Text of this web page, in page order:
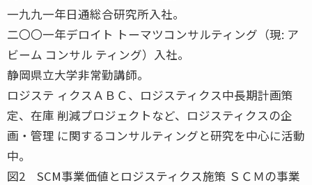
一九九一年日通総合研究所入社。
二〇〇一年デロイト トーマツコンサルティング（現: ア
ビーム コンサル ティング）入社。
静岡県立大学非常勤講師。
ロジステ ィクスＡＢＣ、ロジスティクス中長期計画策
定、在庫 削減プロジェクトなど、ロジスティクスの企
画・管理 に関するコンサルティングと研究を中心に活動
中。
図2 SCM事業価値とロジスティクス施策 ＳＣＭの事業